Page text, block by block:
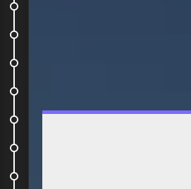
Depart en HelpX